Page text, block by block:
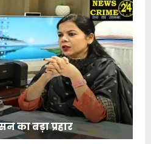
का बड़ा प्रहार